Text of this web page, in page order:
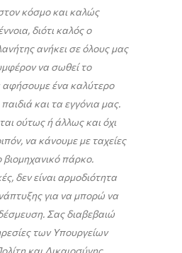
κόσμο και καλώς
διότι καλός ο
ανήκει σε όλους μας
να σωθεί το
αφήσουμε ένα καλύτερο
και τα εγγόνια μας.
ούτως ή άλλως και όχι
να κάνουμε με ταχείες
βιομηχανικό πάρκο.
δεν είναι αρμοδιότητα
για να μπορώ να
Σας διαβεβαιώ
των Υπουργείων
και Δικαιοσύνης